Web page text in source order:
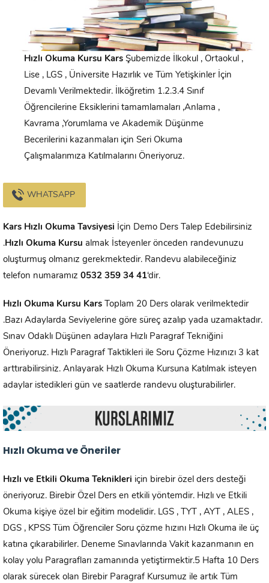
Hızlı Okuma Kursu KarsŞubemizde İlkokul , Ortaokul ,
Lise , LGS , Üniversite Hazırlık ve Tüm Yetişkinler İçin
Devamlı Verilmektedir. İlköğretim 1.2.3.4 Sınıf
Öğrencilerine Eksiklerini tamamlamaları ,Anlama ,
Kavrama ,Yorumlama ve Akademik Düşünme
Becerilerini kazanmaları için Seri Okuma
Çalışmalarımıza Katılmalarını Öneriyoruz.
WHATSAPP
Kars Hızlı Okuma Tavsiyesi İçin Demo Ders Talep Edebilirsiniz
.Hızlı Okuma Kursu almak İsteyenler önceden randevunuzu
oluşturmuş olmanız gerekmektedir. Randevu alabileceğiniz
telefon numaramız 0532 359 34 41‘dir.
Hızlı Okuma Kursu Kars Toplam 20 Ders olarak verilmektedir
.Bazı Adaylarda Seviyelerine göre süreç azalıp yada uzamaktadır.
Sınav Odaklı Düşünen adaylara Hızlı Paragraf Tekniğini
Öneriyoruz. Hızlı Paragraf Taktikleri ile Soru Çözme Hızınızı 3 kat
arttırabilirsiniz. Anlayarak Hızlı Okuma Kursuna Katılmak isteyen
adaylar istedikleri gün ve saatlerde randevu oluşturabilirler.
Hızlı Okuma ve Öneriler
Hızlı ve Etkili Okuma Teknikleri için birebir özel ders desteği
öneriyoruz. Birebir Özel Ders en etkili yöntemdir. Hızlı ve Etkili
Okuma kişiye özel bir eğitim modelidir. LGS , TYT , AYT , ALES ,
DGS , KPSS Tüm Öğrenciler Soru çözme hızını Hızlı Okuma ile üç
katına çıkarabilirler. Deneme Sınavlarında Vakit kazanmanın en
kolay yolu Paragrafları zamanında yetiştirmektir.5 Hafta 10 Ders
olarak sürecek olan Birebir Paragraf Kursumuz ile artık Tüm